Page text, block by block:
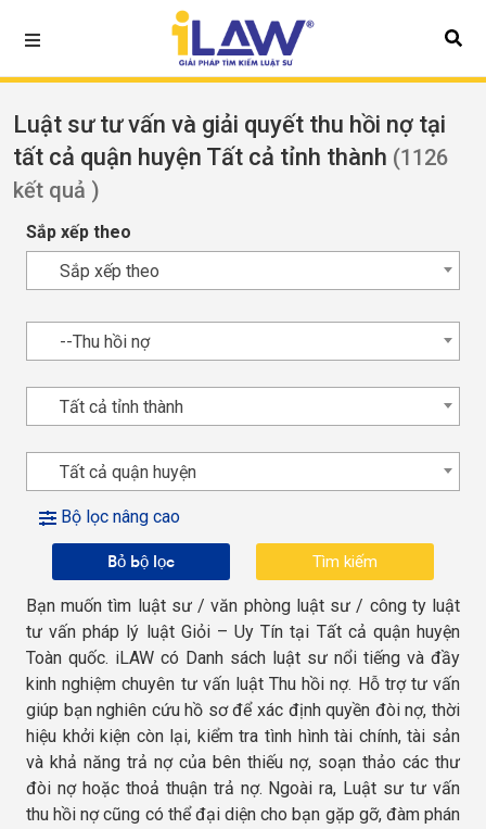
Luật sư tư vấn và giải quyết thu hồi nợ tại
tất cả quận huyện Tất cả tỉnh thành (1126
kết quả )
Sắp xếp theo
Sắp xếp theo
--Thu hồi nợ
Tất cả tỉnh thành
Tất cả quận huyện
Bộ lọc nâng cao
Bỏ bộ lọc
Bạn muốn tìm luật sư / văn phòng luật sư / công ty luật
tư vấn pháp lý luật Giỏi – Uy Tín tại Tất cả quận huyện
Toàn quốc. iLAW có Danh sách luật sư nổi tiếng và đầy
kinh nghiệm chuyên tư vấn luật Thu hồi nợ. Hỗ trợ tư vấn
giúp bạn nghiên cứu hồ sơ để xác định quyền đòi nợ, thời
hiệu khởi kiện còn lại, kiểm tra tình hình tài chính, tài sản
và khả năng trả nợ của bên thiếu nợ, soạn thảo các thư
đòi nợ hoặc thoả thuận trả nợ. Ngoài ra, Luật sư tư vấn
thu hồi nợ cũng có thể đại diện cho bạn gặp gỡ, đàm phán